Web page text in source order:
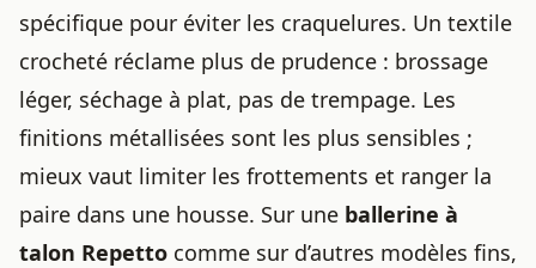
spécifique pour éviter les craquelures. Un textile
crocheté réclame plus de prudence : brossage
léger, séchage à plat, pas de trempage. Les
finitions métallisées sont les plus sensibles ;
mieux vaut limiter les frottements et ranger la
paire dans une housse. Sur une ballerine à
talon Repetto comme sur d’autres modèles fins,